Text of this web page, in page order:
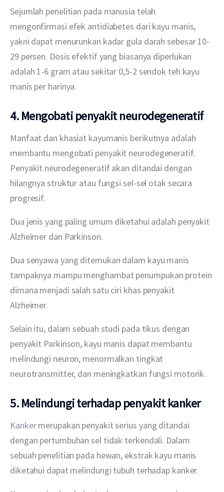
Sejumlah penelitian pada manusia telah
mengonfirmasi efek antidiabetes dari kayu manis,
yakni dapat menurunkan kadar gula darah sebesar 10-
29 persen. Dosis efektif yang biasanya diperlukan
adalah 1-6 gram atau sekitar 0,5-2 sendok teh kayu
manis per harinya.
4. Mengobati penyakit neurodegeneratif
Manfaat dan khasiat kayumanis berikutnya adalah
membantu mengobati penyakit neurodegeneratif.
Penyakit neurodegeneratif akan ditandai dengan
hilangnya struktur atau fungsi sel-sel otak secara
progresif.
Dua jenis yang paling umum diketahui adalah penyakit
Alzheimer dan Parkinson.
Dua senyawa yang ditemukan dalam kayu manis
tampaknya mampu menghambat penumpukan protein
dimana menjadi salah satu ciri khas penyakit
Alzheimer.
Selain itu, dalam sebuah studi pada tikus dengan
penyakit Parkinson, kayu manis dapat membantu
melindungi neuron, menormalkan tingkat
neurotransmitter, dan meningkatkan fungsi motorik.
5. Melindungi terhadap penyakit kanker
Kanker merupakan penyakit serius yang ditandai
dengan pertumbuhan sel tidak terkendali. Dalam
sebuah penelitian pada hewan, ekstrak kayu manis
diketahui dapat melindungi tubuh terhadap kanker.